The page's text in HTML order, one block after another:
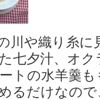
川や織り糸
七夕汁、オ
トの水羊羹
るだけなの